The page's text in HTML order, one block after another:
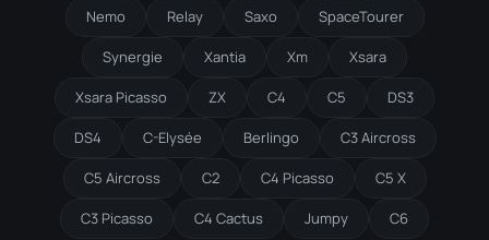
Nemo Relay Saxo SpaceTourer
Synergie Xantia Xm Xsara
Xsara Picasso ZX C4 C5 DS3
DS4 C-Elysée Berlingo C3 Aircross
C5 Aircross C2 C4 Picasso C5 X
C3 Picasso C4 Cactus Jumpy C6